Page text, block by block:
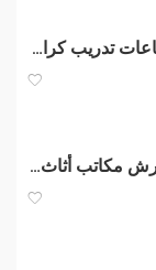
كراسى محاضرات كراسى قاعات تدريب كراسى سنتر تعليمى أرخص أسعار من مصانع مهنا
مصانع مهنا فرنتشر أفضل فرش مكاتب أثاث مكتبى متنوع أرخص أسعار